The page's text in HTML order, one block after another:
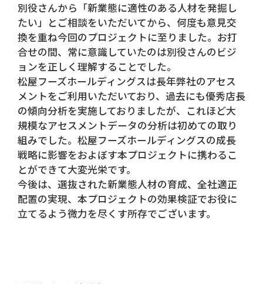
別役さんから「新業態に適性のある人材を発掘し
たい」とご相談をいただいてから、何度も意見交
換を重ね今回のプロジェクトに至りました。お打
合せの間、常に意識していたのは別役さんのビジ
ョンを正しく理解することでした。
松屋フーズホールディングスは長年弊社のアセス
メントをご利用いただいており、過去にも優秀店長
の傾向分析を実施しておりましたが、これほど大
規模なアセスメントデータの分析は初めての取り
組みでした。松屋フーズホールディングスの成長
戦略に影響をおよぼす本プロジェクトに携わるこ
とができて大変光栄です。
今後は、選抜された新業態人材の育成、全社適正
配置の実現、本プロジェクトの効果検証でお役に
立てるよう微力を尽くす所存でございます。